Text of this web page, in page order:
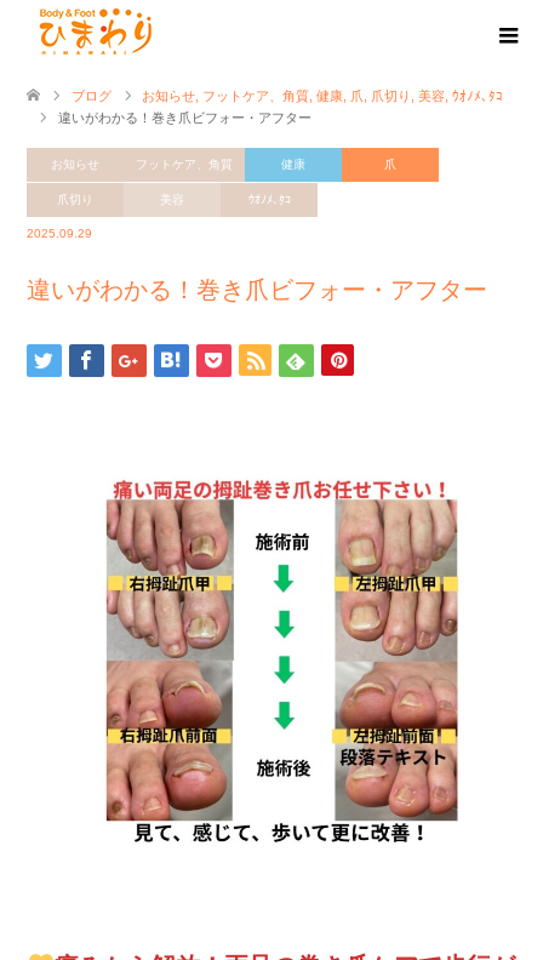
ブログ お知らせ フットケア、角質 健康 爪 爪切り 美容 ｳｵﾉﾒ､ﾀｺ
違いがわかる！巻き爪ビフォー・アフター
お知らせ フットケア、角質 健康 爪
爪切り 美容 ｳｵﾉﾒ､ﾀｺ
2025.09.29
違いがわかる！巻き爪ビフォー・アフター